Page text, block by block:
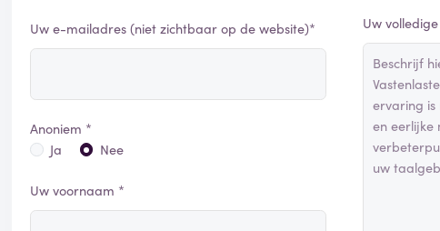
Uw e-mailadres (niet zichtbaar op de website)*
Anoniem *
Ja
Nee
Uw voornaam *
Uw